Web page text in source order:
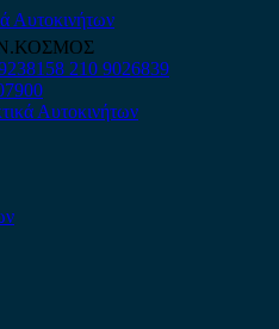
210 9026839